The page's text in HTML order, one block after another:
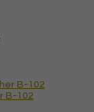
B-102